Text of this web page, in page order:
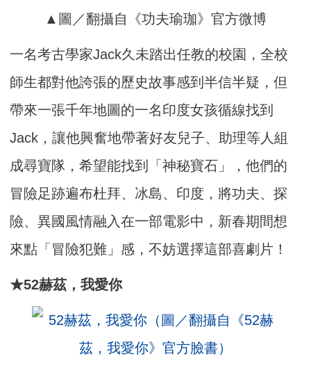
▲圖／翻攝自《功夫瑜珈》官方微博
一名考古學家Jack久未踏出任教的校園，全校
師生都對他誇張的歷史故事感到半信半疑，但
帶來一張千年地圖的一名印度女孩循線找到
Jack，讓他興奮地帶著好友兒子、助理等人組
成尋寶隊，希望能找到「神秘寶石」，他們的
冒險足跡遍布杜拜、冰島、印度，將功夫、探
險、異國風情融入在一部電影中，新春期間想
來點「冒險犯難」感，不妨選擇這部喜劇片！
★52赫茲，我愛你